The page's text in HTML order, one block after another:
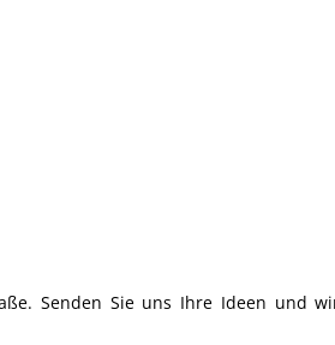
Senden Sie uns Ihre Ideen und